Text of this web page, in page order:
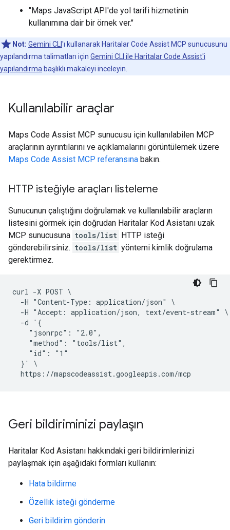
"Maps JavaScript API'de yol tarifi hizmetinin
kullanımına dair bir örnek ver."
Not: Gemini CLI 'ı kullanarak Haritalar Code Assist MCP sunucusunu
yapılandırma talimatları için Gemini CLI ile Haritalar Code Assist'i
yapılandırma başlıklı makaleyi inceleyin.
Kullanılabilir araçlar
Maps Code Assist MCP sunucusu için kullanılabilen MCP
araçlarının ayrıntılarını ve açıklamalarını görüntülemek üzere
Maps Code Assist MCP referansına bakın.
HTTP isteğiyle araçları listeleme
Sunucunun çalıştığını doğrulamak ve kullanılabilir araçların
listesini görmek için doğrudan Haritalar Kod Asistanı uzak
MCP sunucusuna tools/list HTTP isteği
gönderebilirsiniz. tools/list yöntemi kimlik doğrulama
gerektirmez.
curl -X POST \
  -H "Content-Type: application/json" \
  -H "Accept: application/json, text/event-stream" \
  -d '{
    "jsonrpc": "2.0",
    "method": "tools/list",
    "id": "1"
  }' \
Geri bildiriminizi paylaşın
Haritalar Kod Asistanı hakkındaki geri bildirimlerinizi
paylaşmak için aşağıdaki formları kullanın:
Hata bildirme
Özellik isteği gönderme
Geri bildirim gönderin